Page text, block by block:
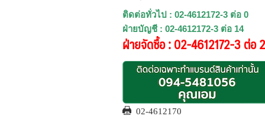
ติดต่อทั่วไป : 02-4612172-3 ต่อ 0
ฝ่ายบัญชี : 02-4612172-3 ต่อ 14
ฝ่ายจัดซื้อ : 02-4612172-3 ต่อ
02-4612170